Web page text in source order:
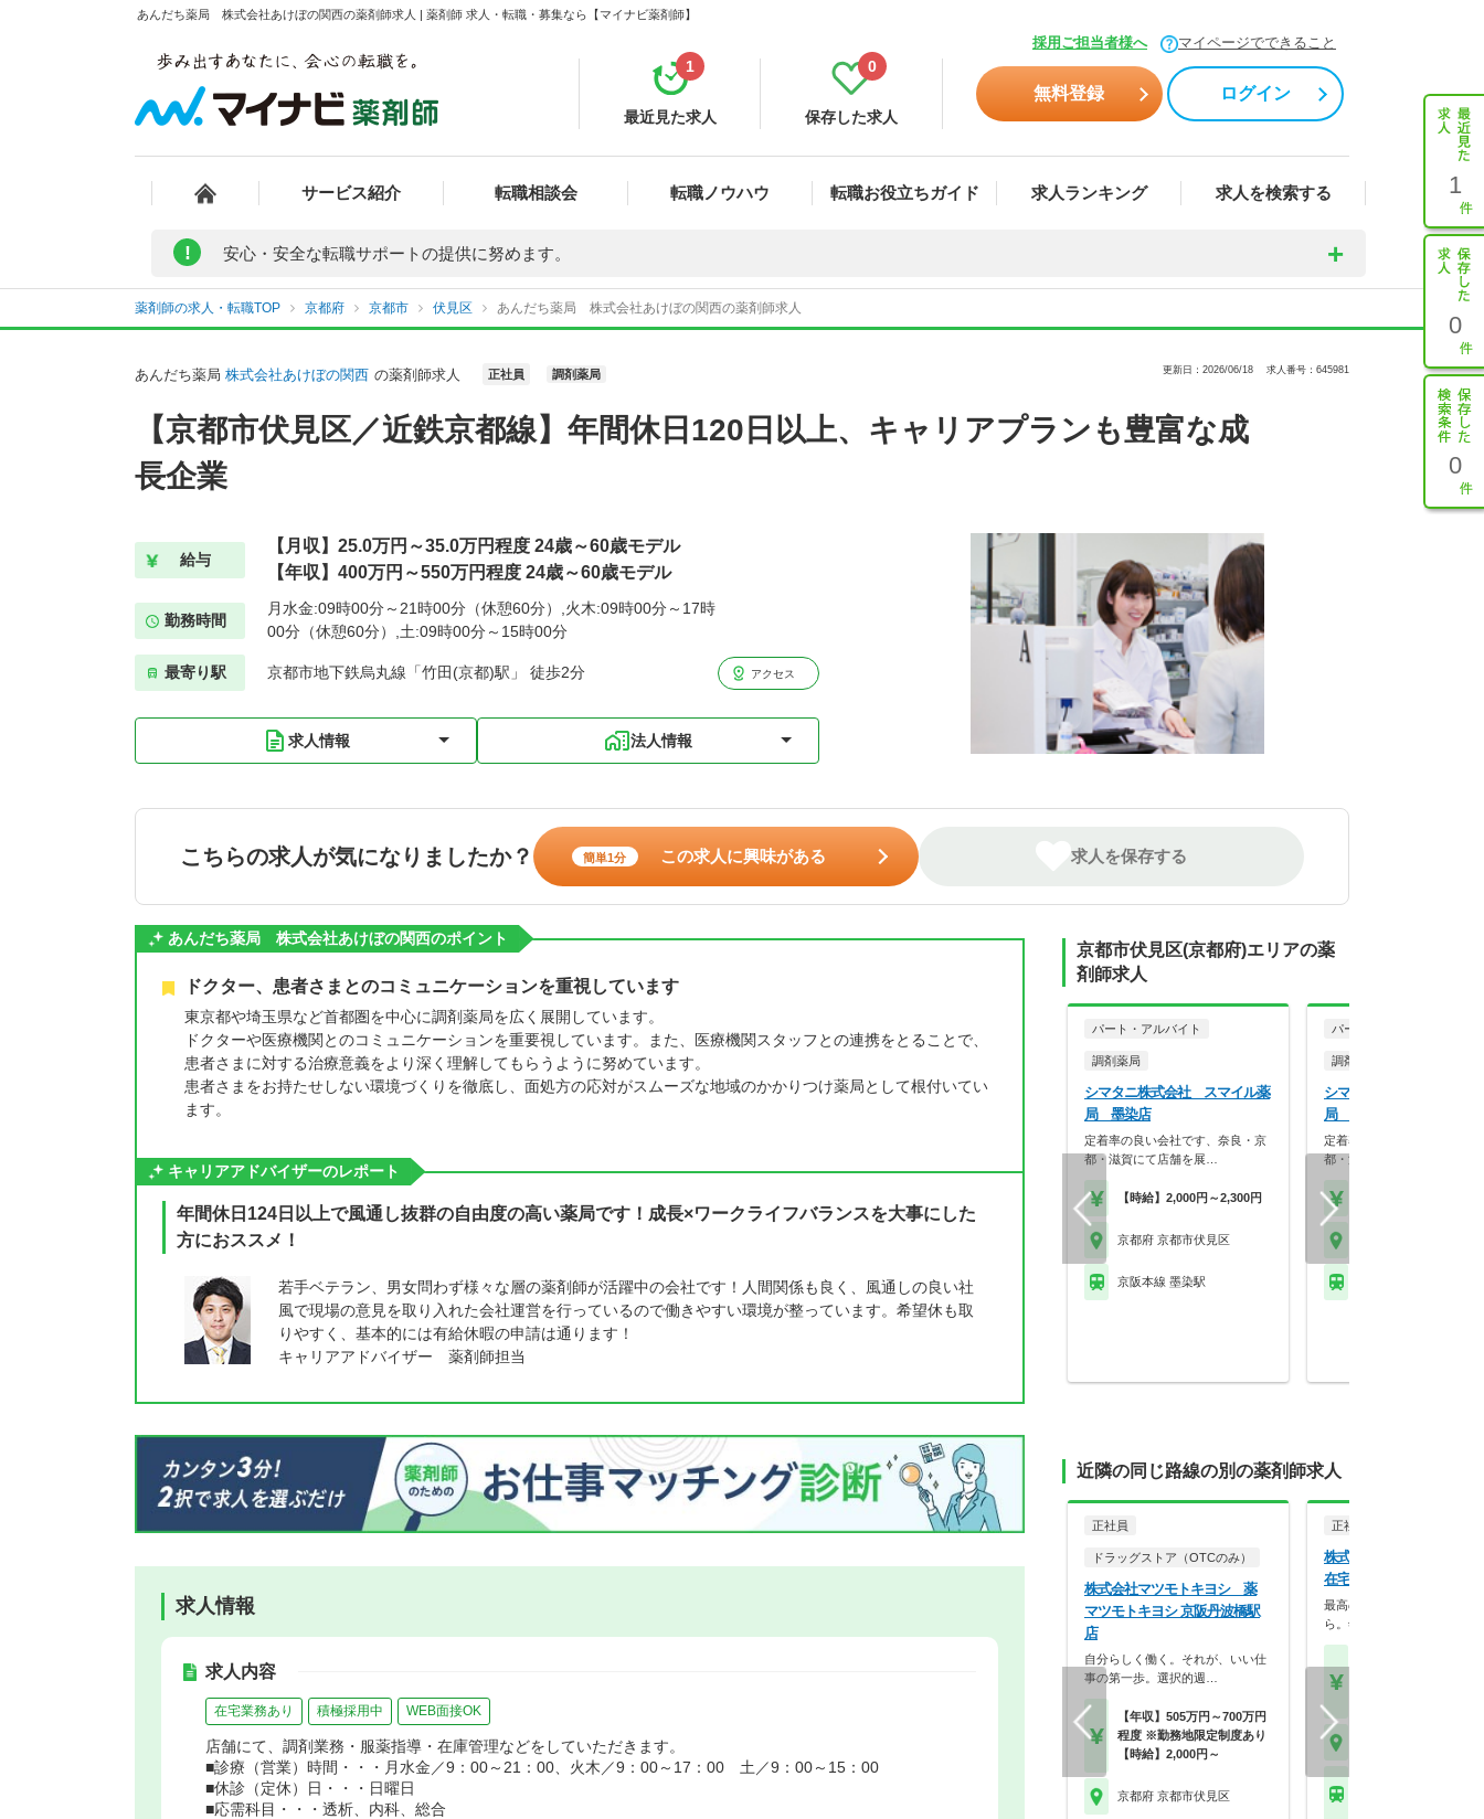
あんだち薬局 株式会社あけぼの関西の薬剤師求人 | 薬剤師 求人・転職・募集なら【マイナビ薬剤師】
採用ご担当者様へ マイページでできること
最近見た求人
1
保存した求人
0
無料登録 ログイン
サービス紹介 転職相談会 転職ノウハウ 転職お役立ちガイド 求人ランキング 求人を検索する 1
0
0
! 安心・安全な転職サポートの提供に努めます。
薬剤師の求人・転職TOP 京都府 京都市 伏見区 あんだち薬局 株式会社あけぼの関西の薬剤師求人
あんだち薬局 株式会社あけぼの関西 の薬剤師求人 正社員 調剤薬局 更新日：2026/06/18 求人番号：645981
【京都市伏見区／近鉄京都線】年間休日120日以上、キャリアプランも豊富な成
長企業
給与
【月収】25.0万円～35.0万円程度 24歳～60歳モデル
【年収】400万円～550万円程度 24歳～60歳モデル
勤務時間
月水金:09時00分～21時00分（休憩60分）,火木:09時00分～17時
00分（休憩60分）,土:09時00分～15時00分
最寄り駅 京都市地下鉄烏丸線「竹田(京都)駅」 徒歩2分 アクセス
求人情報 法人情報
こちらの求人が気になりましたか？ 簡単1分 この求人に興味がある 求人を保存する
あんだち薬局 株式会社あけぼの関西のポイント
ドクター、患者さまとのコミュニケーションを重視しています
東京都や埼玉県など首都圏を中心に調剤薬局を広く展開しています。
ドクターや医療機関とのコミュニケーションを重要視しています。また、医療機関スタッフとの連携をとることで、
患者さまに対する治療意義をより深く理解してもらうように努めています。
患者さまをお持たせしない環境づくりを徹底し、面処方の応対がスムーズな地域のかかりつけ薬局として根付いてい
ます。
キャリアアドバイザーのレポート
年間休日124日以上で風通し抜群の自由度の高い薬局です！成長×ワークライフバランスを大事にした
方におススメ！
若手ベテラン、男女問わず様々な層の薬剤師が活躍中の会社です！人間関係も良く、風通しの良い社
風で現場の意見を取り入れた会社運営を行っているので働きやすい環境が整っています。希望休も取
りやすく、基本的には有給休暇の申請は通ります！
キャリアアドバイザー 薬剤師担当
求人情報
求人内容
在宅業務あり 積極採用中 WEB面接OK
店舗にて、調剤業務・服薬指導・在庫管理などをしていただきます。
■診療（営業）時間・・・月水金／9：00～21：00、火木／9：00～17：00 土／9：00～15：00
■休診（定休）日・・・日曜日
■応需科目・・・透析、内科、総合
京都市伏見区(京都府)エリアの薬
剤師求人
パート・アルバイト
調剤薬局
シマタニ株式会社 スマイル薬
局 墨染店
定着率の良い会社です、奈良・京
都・滋賀にて店舗を展…
【時給】2,000円～2,300円
京都府 京都市伏見区
京阪本線 墨染駅
パート・アルバイト
調剤薬局
シマタニ株式会社 スマ
局 藤森店
定着率の良い会社です、奈
都・滋賀にて店舗を展…
近隣の同じ路線の別の薬剤師求人
正社員
ドラッグストア（OTCのみ）
株式会社マツモトキヨシ 薬
マツモトキヨシ 京阪丹波橋駅
店
自分らしく働く。それが、いい仕
事の第一歩。選択的週…
【年収】505万円～700万円
程度 ※勤務地限定制度あり
【時給】2,000円～
京都府 京都市伏見区
正社員
株式会社スギ薬局 スギ
在宅調剤センター京都伏
最高の服薬指導は、最高の休
ら。年2回の4連休、…